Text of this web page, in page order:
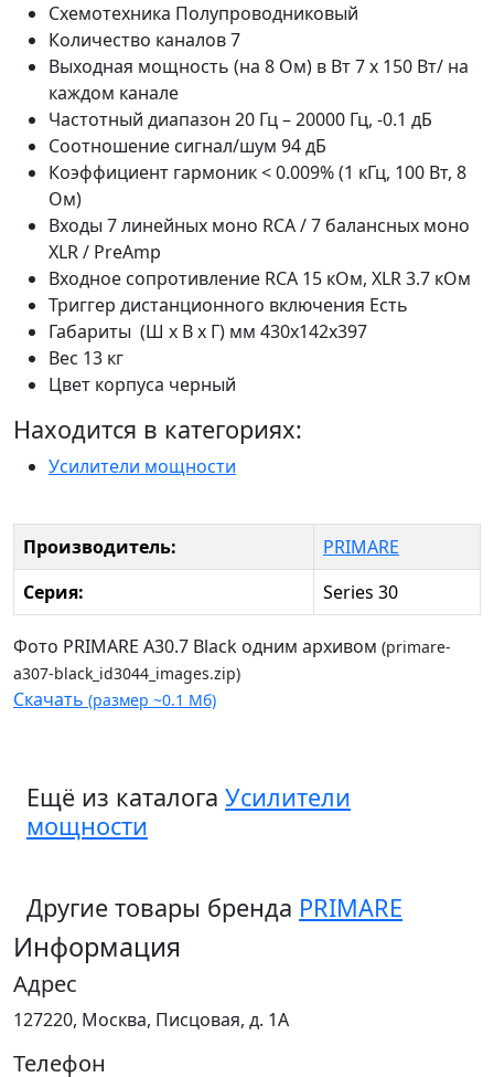
Схемотехника Полупроводниковый
Количество каналов 7
Выходная мощность (на 8 Ом) в Вт 7 x 150 Вт/ на
каждом канале
Частотный диапазон 20 Гц – 20000 Гц, -0.1 дБ
Соотношение сигнал/шум 94 дБ
Коэффициент гармоник < 0.009% (1 кГц, 100 Вт, 8
Ом)
Входы 7 линейных моно RCA / 7 балансных моно
XLR / PreAmp
Входное сопротивление RCA 15 кОм, XLR 3.7 кОм
Триггер дистанционного включения Есть
Габариты (Ш х В х Г) мм 430x142x397
Вес 13 кг
Цвет корпуса черный
Находится в категориях:
Усилители мощности
Производитель:
PRIMARE
Серия:
Series 30
Фото PRIMARE A30.7 Black одним архивом (primare-
a307-black_id3044_images.zip)
Скачать (размер ~0.1 Мб)
Ещё из каталога Усилители
мощности
Другие товары бренда PRIMARE
Информация
Адрес
127220, Москва, Писцовая, д. 1А
Телефон